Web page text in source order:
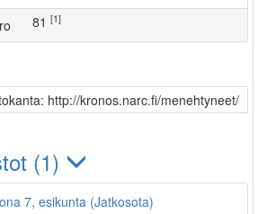
81 [1]
http://kronos.narc.fi/menehtyneet/
(1)
7, esikunta (Jatkosota)